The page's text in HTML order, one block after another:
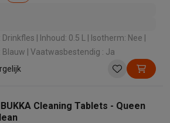
0.5 L | Isotherm: Nee |
Kleur: Blauw | Vaatwasbestendig : Ja
Cleaning Tablets - Queen